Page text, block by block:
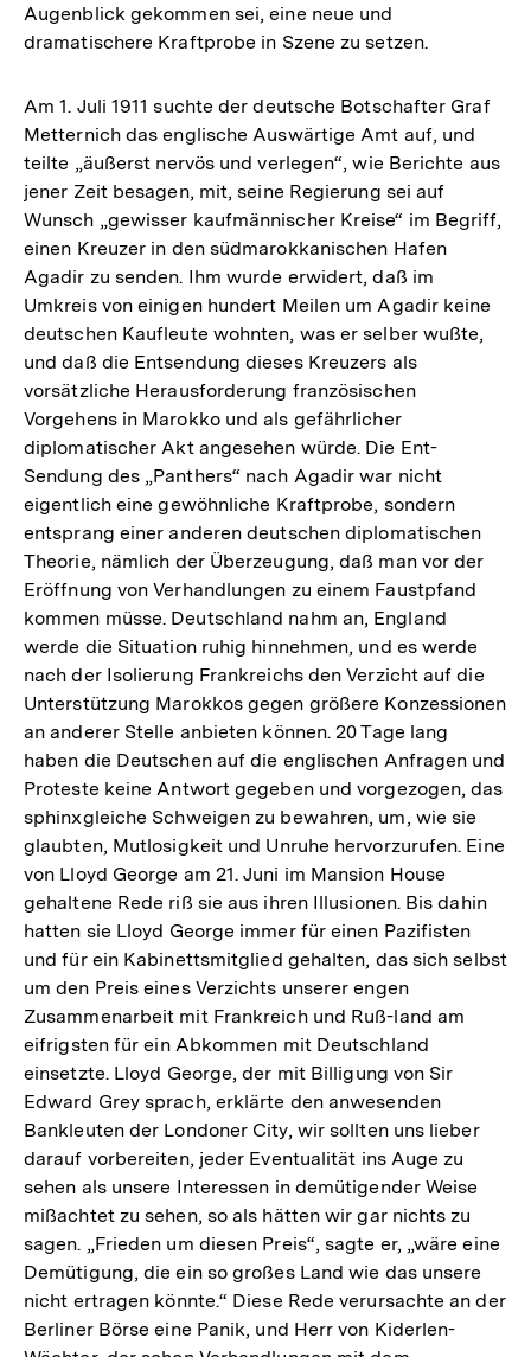
Augenblick gekommen sei, eine neue und
dramatischere Kraftprobe in Szene zu setzen.
Am 1. Juli 1911 suchte der deutsche Botschafter Graf
Metternich das englische Auswärtige Amt auf, und
teilte „äußerst nervös und verlegen“, wie Berichte aus
jener Zeit besagen, mit, seine Regierung sei auf
Wunsch „gewisser kaufmännischer Kreise“ im Begriff,
einen Kreuzer in den südmarokkanischen Hafen
Agadir zu senden. Ihm wurde erwidert, daß im
Umkreis von einigen hundert Meilen um Agadir keine
deutschen Kaufleute wohnten, was er selber wußte,
und daß die Entsendung dieses Kreuzers als
vorsätzliche Herausforderung französischen
Vorgehens in Marokko und als gefährlicher
diplomatischer Akt angesehen würde. Die Ent-
Sendung des „Panthers“ nach Agadir war nicht
eigentlich eine gewöhnliche Kraftprobe, sondern
entsprang einer anderen deutschen diplomatischen
Theorie, nämlich der Überzeugung, daß man vor der
Eröffnung von Verhandlungen zu einem Faustpfand
kommen müsse. Deutschland nahm an, England
werde die Situation ruhig hinnehmen, und es werde
nach der Isolierung Frankreichs den Verzicht auf die
Unterstützung Marokkos gegen größere Konzessionen
an anderer Stelle anbieten können. 20 Tage lang
haben die Deutschen auf die englischen Anfragen und
Proteste keine Antwort gegeben und vorgezogen, das
sphinxgleiche Schweigen zu bewahren, um, wie sie
glaubten, Mutlosigkeit und Unruhe hervorzurufen. Eine
von Lloyd George am 21. Juni im Mansion House
gehaltene Rede riß sie aus ihren Illusionen. Bis dahin
hatten sie Lloyd George immer für einen Pazifisten
und für ein Kabinettsmitglied gehalten, das sich selbst
um den Preis eines Verzichts unserer engen
Zusammenarbeit mit Frankreich und Ruß-land am
eifrigsten für ein Abkommen mit Deutschland
einsetzte. Lloyd George, der mit Billigung von Sir
Edward Grey sprach, erklärte den anwesenden
Bankleuten der Londoner City, wir sollten uns lieber
darauf vorbereiten, jeder Eventualität ins Auge zu
sehen als unsere Interessen in demütigender Weise
mißachtet zu sehen, so als hätten wir gar nichts zu
sagen. „Frieden um diesen Preis“, sagte er, „wäre eine
Demütigung, die ein so großes Land wie das unsere
nicht ertragen könnte.“ Diese Rede verursachte an der
Berliner Börse eine Panik, und Herr von Kiderlen-